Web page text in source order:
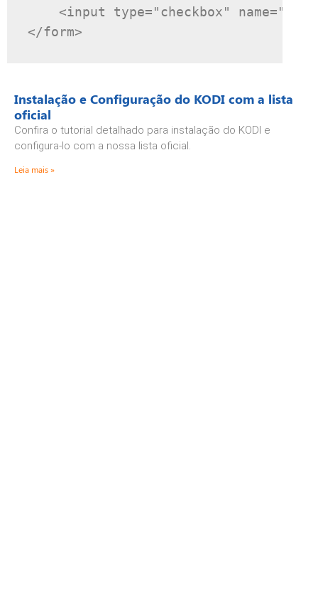
<input type="checkbox" name=
</form>
Instalação e Configuração do KODI com a lista
oficial
Confira o tutorial detalhado para instalação do KODI e
configura-lo com a nossa lista oficial.
Leia mais »